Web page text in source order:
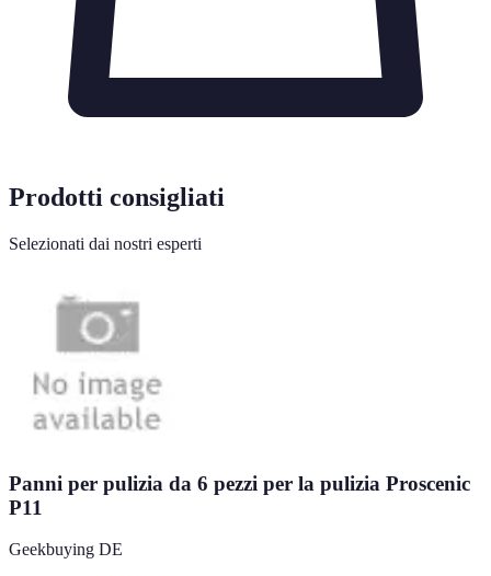
Prodotti consigliati
Selezionati dai nostri esperti
Panni per pulizia da 6 pezzi per la pulizia Proscenic
P11
Geekbuying DE